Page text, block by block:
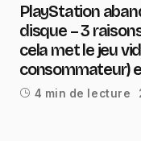
PlayStation
disque – 3
cela met le jeu
consommateur)
4 min de lecture